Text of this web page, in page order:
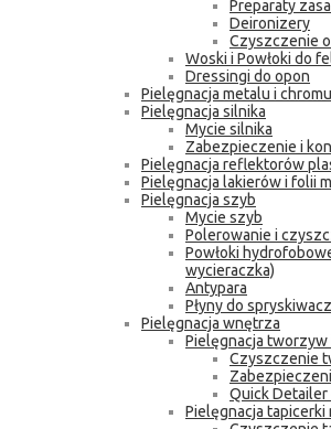
Preparaty
Deironizery
Czyszczenie
Woski i Powłoki do
Dressingi do opon
Pielęgnacja metalu i chromu
Pielęgnacja silnika
Mycie silnika
Zabezpieczenie i
Pielęgnacja reflektorów
Pielęgnacja lakierów i folii
Pielęgnacja szyb
Mycie szyb
Polerowanie i
Powłoki
wycieraczka)
Antypara
Płyny do
Pielęgnacja wnętrza
Pielęgnacja tworzyw
Czyszczenie
Quick
Pielęgnacja tapicerki